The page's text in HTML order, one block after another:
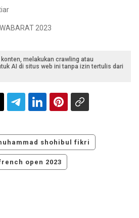
2023
melakukan crawling atau
AI di situs web ini tanpa izin tertulis dari
shohibul fikri
open 2023